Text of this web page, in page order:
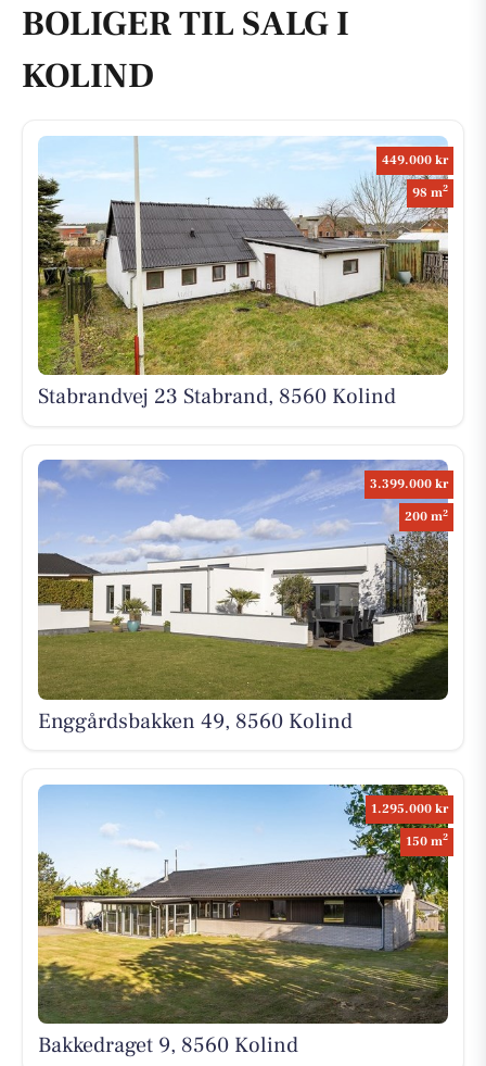
BOLIGER TIL SALG I
KOLIND
449.000 kr
98 m2
Stabrandvej 23 Stabrand, 8560 Kolind
3.399.000 kr
200 m2
Enggårdsbakken 49, 8560 Kolind
1.295.000 kr
150 m2
Bakkedraget 9, 8560 Kolind